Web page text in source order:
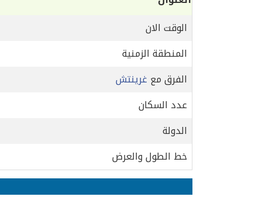
الوقت الان
المنطقة الزمنية
الفرق مع غرينتش
عدد السكان
الدولة
خط الطول والعرض